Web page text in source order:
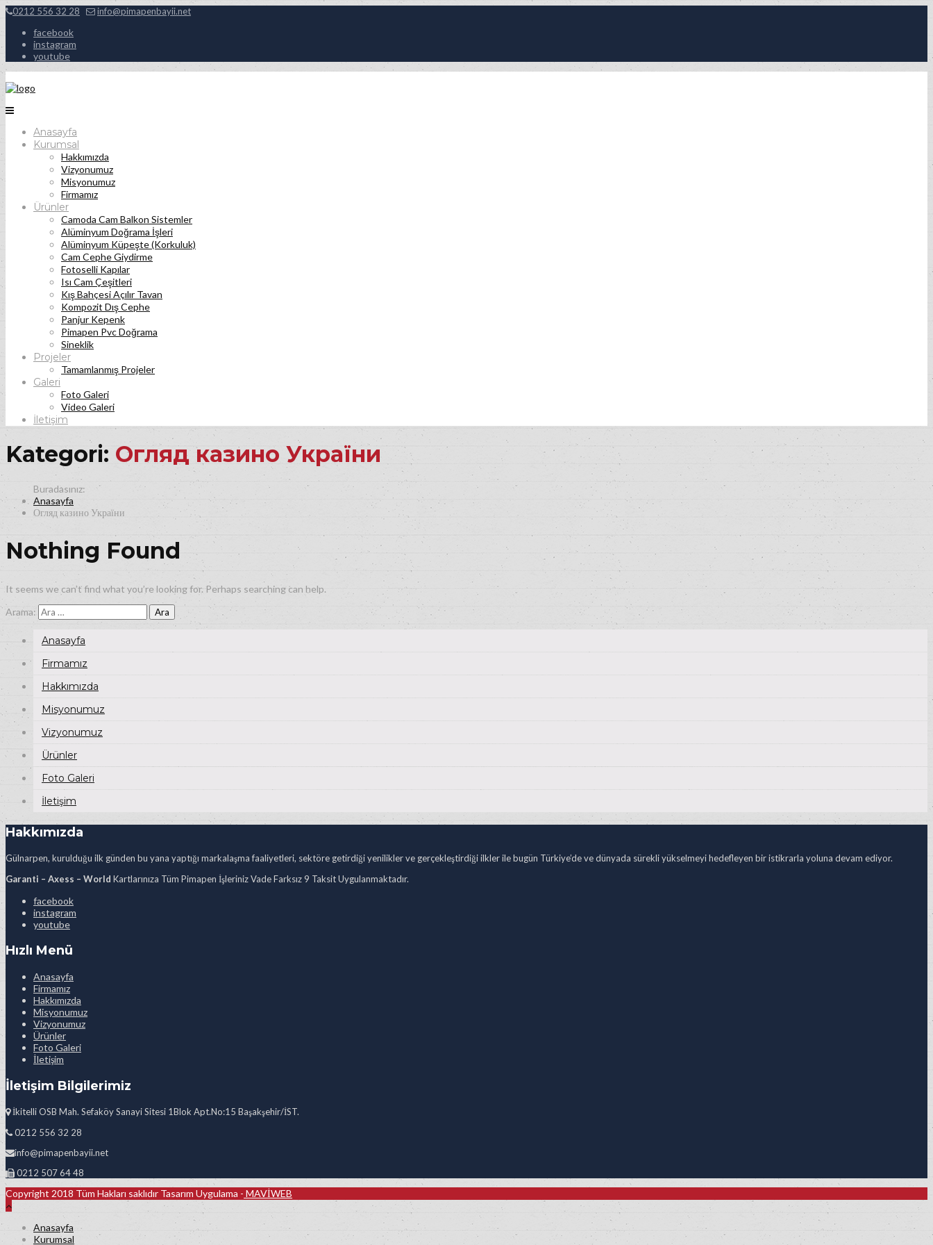
0212 556 32 28 info@pimapenbayii.net
facebook
instagram
youtube
Anasayfa
Kurumsal
Hakkımızda
Vizyonumuz
Misyonumuz
Firmamız
Ürünler
Camoda Cam Balkon Sistemler
Alüminyum Doğrama İşleri
Alüminyum Küpeşte (Korkuluk)
Cam Cephe Giydirme
Fotoselli Kapılar
Isı Cam Çeşitleri
Kış Bahçesi Açılır Tavan
Kompozit Dış Cephe
Panjur Kepenk
Pimapen Pvc Doğrama
Sineklik
Projeler
Tamamlanmış Projeler
Galeri
Foto Galeri
Video Galeri
İletişim
Kategori: Огляд казино України
Anasayfa
Огляд казино України
Nothing Found
It seems we can’t find what you’re looking for. Perhaps searching can help.
Arama:
Anasayfa
Firmamız
Hakkımızda
Misyonumuz
Vizyonumuz
Ürünler
Foto Galeri
İletişim
Hakkımızda
Gülnarpen, kurulduğu ilk günden bu yana yaptığı markalaşma faaliyetleri, sektöre getirdiği yenilikler ve gerçekleştirdiği ilkler ile bugün Türkiye’de ve dünyada sürekli yükselmeyi hedefleyen bir istikrarla yoluna devam ediyor.
Garanti – Axess – World Kartlarınıza Tüm Pimapen İşleriniz Vade Farksız 9 Taksit Uygulanmaktadır.
facebook
instagram
youtube
Hızlı Menü
Anasayfa
Firmamız
Hakkımızda
Misyonumuz
Vizyonumuz
Ürünler
Foto Galeri
İletişim
İletişim Bilgilerimiz
İkitelli OSB Mah. Sefaköy Sanayi Sitesi 1Blok Apt.No:15 Başakşehir/İST.
0212 556 32 28
info@pimapenbayii.net
0212 507 64 48
Copyright 2018 Tüm Hakları saklıdır Tasarım Uygulama - MAVİWEB
Anasayfa
Kurumsal